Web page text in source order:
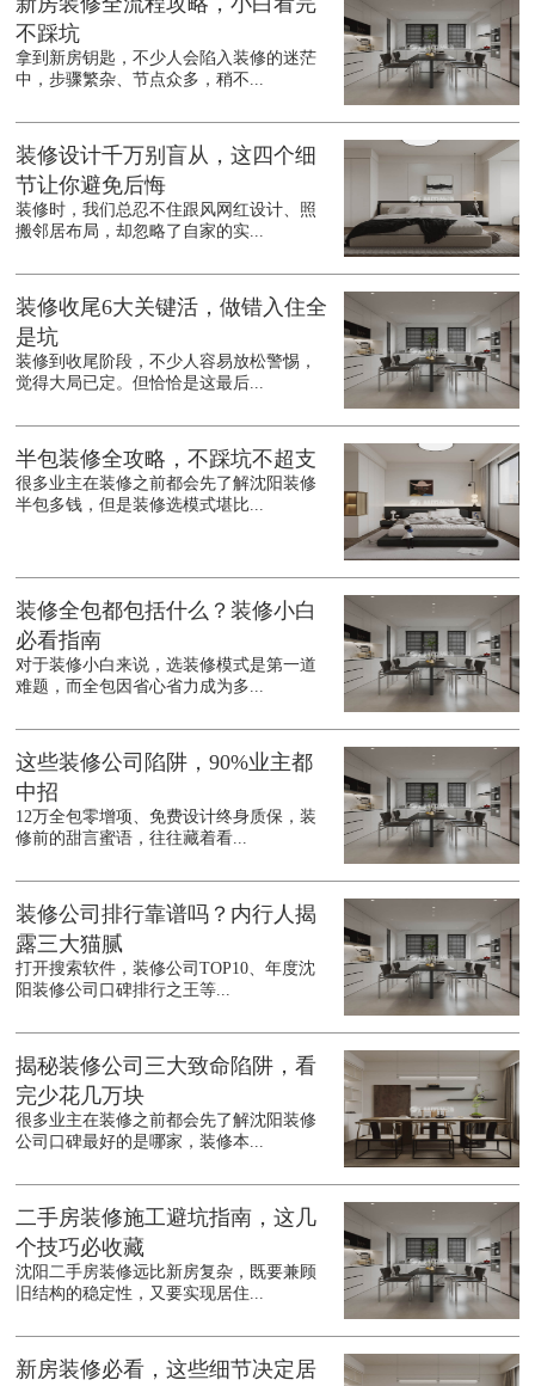
不踩坑
拿到新房钥匙，不少人会陷入装修的迷茫
中，步骤繁杂、节点众多，稍不...
装修设计千万别盲从，这四个细
节让你避免后悔
装修时，我们总忍不住跟风网红设计、照
搬邻居布局，却忽略了自家的实...
装修收尾6大关键活，做错入住全
是坑
装修到收尾阶段，不少人容易放松警惕，
觉得大局已定。但恰恰是这最后...
半包装修全攻略，不踩坑不超支
很多业主在装修之前都会先了解沈阳装修
半包多钱，但是装修选模式堪比...
装修全包都包括什么？装修小白
必看指南
对于装修小白来说，选装修模式是第一道
难题，而全包因省心省力成为多...
这些装修公司陷阱，90%业主都
中招
12万全包零增项、免费设计终身质保，装
修前的甜言蜜语，往往藏着看...
装修公司排行靠谱吗？内行人揭
露三大猫腻
打开搜索软件，装修公司TOP10、年度沈
阳装修公司口碑排行之王等...
揭秘装修公司三大致命陷阱，看
完少花几万块
很多业主在装修之前都会先了解沈阳装修
公司口碑最好的是哪家，装修本...
二手房装修施工避坑指南，这几
个技巧必收藏
沈阳二手房装修远比新房复杂，既要兼顾
旧结构的稳定性，又要实现居住...
新房装修必看，这些细节决定居